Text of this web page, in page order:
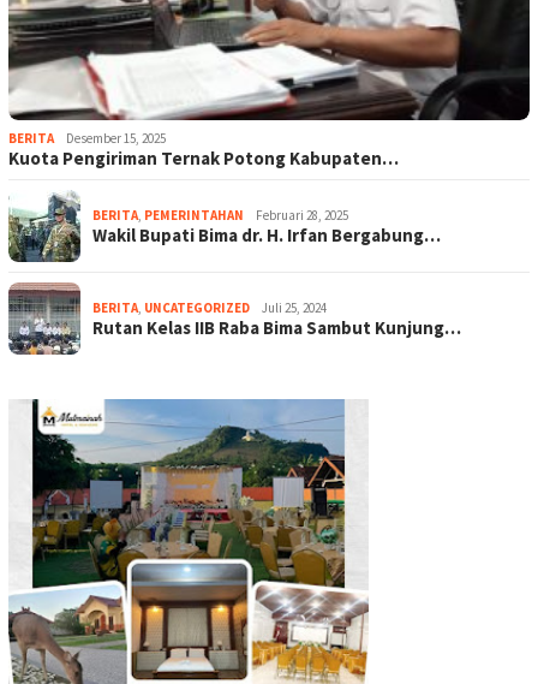
BERITA Desember 15, 2025
Kuota Pengiriman Ternak Potong Kabupaten…
BERITA, PEMERINTAHAN Februari 28, 2025
Wakil Bupati Bima dr. H. Irfan Bergabung…
BERITA, UNCATEGORIZED Juli 25, 2024
Rutan Kelas IIB Raba Bima Sambut Kunjung…